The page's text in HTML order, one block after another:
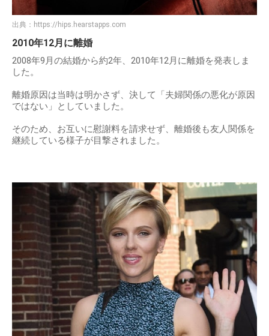
出典： https://hips.hearstapps.com
2010年12月に離婚
2008年9月の結婚から約2年、2010年12月に離婚を発表しま
した。
離婚原因は当時は明かさず、決して「夫婦関係の悪化が原因
ではない」としていました。
そのため、お互いに慰謝料を請求せず、離婚後も友人関係を
継続している様子が目撃されました。